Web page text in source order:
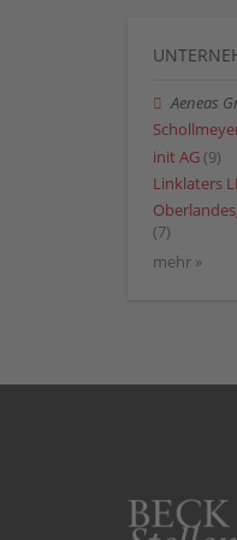
Aeneas
init AG (9)
Linklaters
(7)
mehr »